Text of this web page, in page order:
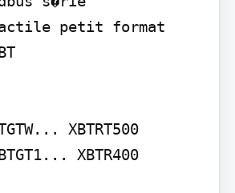
petit format
XBTRT500
XBTR400